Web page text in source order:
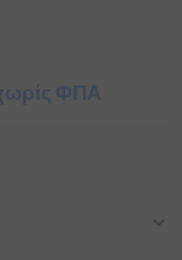
ΦΠΑ